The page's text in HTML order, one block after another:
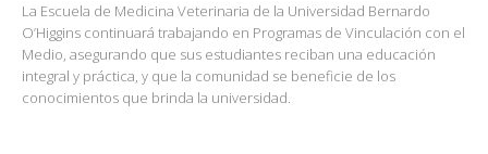
La Escuela de Medicina Veterinaria de la Universidad Bernardo
O’Higgins continuará trabajando en Programas de Vinculación con el
Medio, asegurando que sus estudiantes reciban una educación
integral y práctica, y que la comunidad se beneficie de los
conocimientos que brinda la universidad.